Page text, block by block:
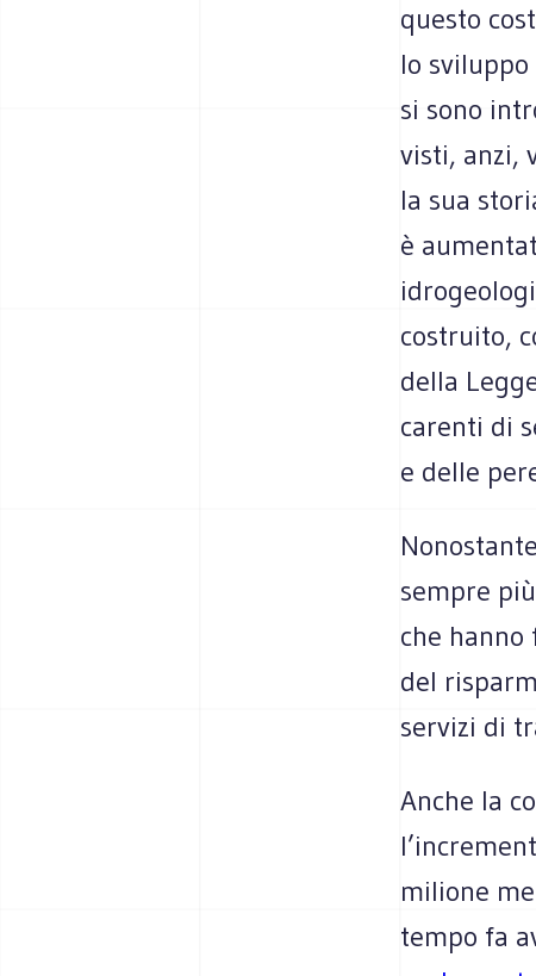
questo
lo
si sono
visti, anzi,
la sua
è
costruito,
della
carenti di
e delle
sempre
che
del
servizi di
Anche la
milione
tempo fa